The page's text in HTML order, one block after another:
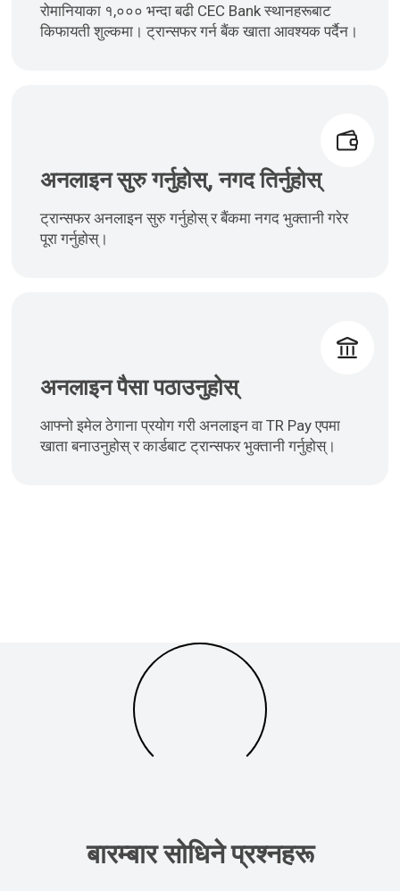
रोमानियाका १,००० भन्दा बढी CEC Bank स्थानहरूबाट
किफायती शुल्कमा। ट्रान्सफर गर्न बैंक खाता आवश्यक पर्दैन।
अनलाइन सुरु गर्नुहोस्, नगद तिर्नुहोस्
ट्रान्सफर अनलाइन सुरु गर्नुहोस् र बैंकमा नगद भुक्तानी गरेर
पूरा गर्नुहोस्।
अनलाइन पैसा पठाउनुहोस्
आफ्नो इमेल ठेगाना प्रयोग गरी अनलाइन वा TR Pay एपमा
खाता बनाउनुहोस् र कार्डबाट ट्रान्सफर भुक्तानी गर्नुहोस्।
बारम्बार सोधिने प्रश्नहरू